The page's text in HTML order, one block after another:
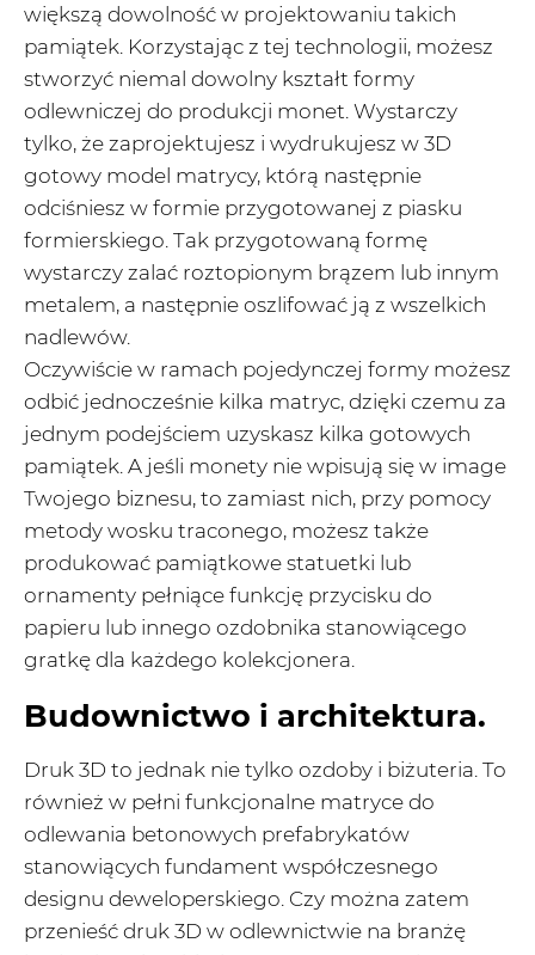
większą dowolność w projektowaniu takich
pamiątek. Korzystając z tej technologii, możesz
stworzyć niemal dowolny kształt formy
odlewniczej do produkcji monet. Wystarczy
tylko, że zaprojektujesz i wydrukujesz w 3D
gotowy model matrycy, którą następnie
odciśniesz w formie przygotowanej z piasku
formierskiego. Tak przygotowaną formę
wystarczy zalać roztopionym brązem lub innym
metalem, a następnie oszlifować ją z wszelkich
nadlewów.
Oczywiście w ramach pojedynczej formy możesz
odbić jednocześnie kilka matryc, dzięki czemu za
jednym podejściem uzyskasz kilka gotowych
pamiątek. A jeśli monety nie wpisują się w image
Twojego biznesu, to zamiast nich, przy pomocy
metody wosku traconego, możesz także
produkować pamiątkowe statuetki lub
ornamenty pełniące funkcję przycisku do
papieru lub innego ozdobnika stanowiącego
gratkę dla każdego kolekcjonera.
Budownictwo i architektura.
Druk 3D to jednak nie tylko ozdoby i biżuteria. To
również w pełni funkcjonalne matryce do
odlewania betonowych prefabrykatów
stanowiących fundament współczesnego
designu deweloperskiego. Czy można zatem
przenieść druk 3D w odlewnictwie na branżę